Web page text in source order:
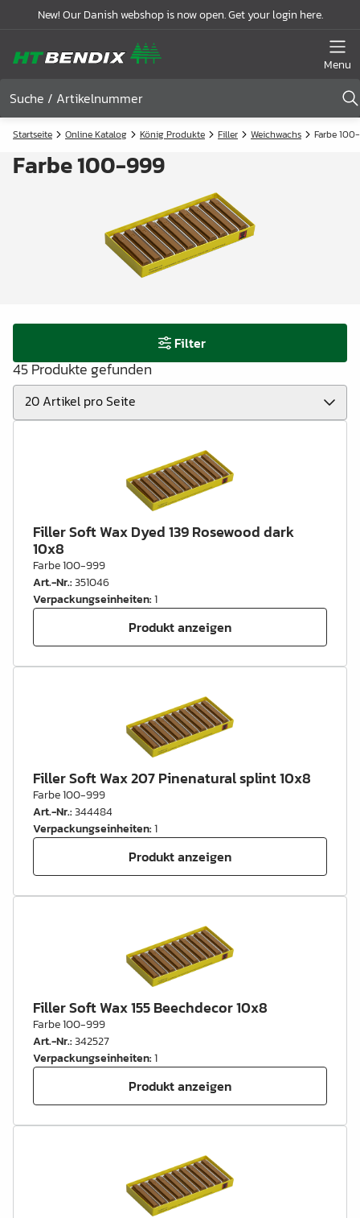
New! Our Danish webshop is now open. Get your login here.
Menu
Startseite Online Katalog König Produkte Filler Weichwachs Farbe
Farbe 100-999
Filter
45 Produkte gefunden
Filler Soft Wax Dyed 139 Rosewood dark
10x8
Farbe 100-999
Art.-Nr.:351046
Verpackungseinheiten:1
Produkt anzeigen
Filler Soft Wax 207 Pinenatural splint 10x8
Farbe 100-999
Art.-Nr.:344484
Verpackungseinheiten:1
Produkt anzeigen
Filler Soft Wax 155 Beechdecor 10x8
Farbe 100-999
Art.-Nr.:342527
Verpackungseinheiten:1
Produkt anzeigen